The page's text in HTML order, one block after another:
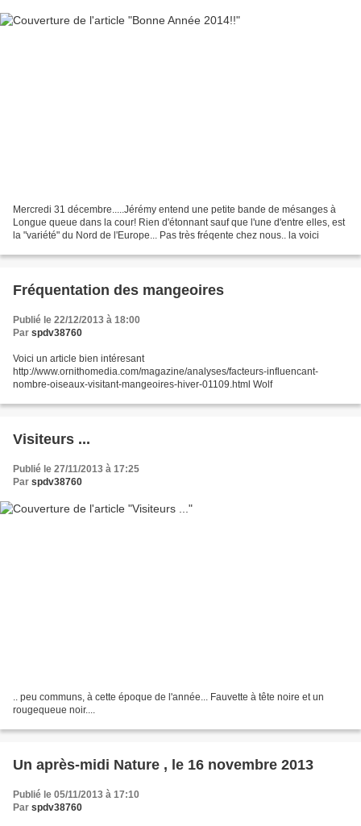
Mercredi 31 décembre.....Jérémy entend une petite bande de mésanges à
Longue queue dans la cour! Rien d'étonnant sauf que l'une d'entre elles, est
la "variété" du Nord de l'Europe... Pas très fréqente chez nous.. la voici
Fréquentation des mangeoires
Publié le 22/12/2013 à 18:00
Par spdv38760
Voici un article bien intéresant
http://www.ornithomedia.com/magazine/analyses/facteurs-influencant-
nombre-oiseaux-visitant-mangeoires-hiver-01109.html Wolf
Visiteurs ...
Publié le 27/11/2013 à 17:25
Par spdv38760
.. peu communs, à cette époque de l'année... Fauvette à tête noire et un
rougequeue noir....
Un après-midi Nature , le 16 novembre 2013
Publié le 05/11/2013 à 17:10
Par spdv38760